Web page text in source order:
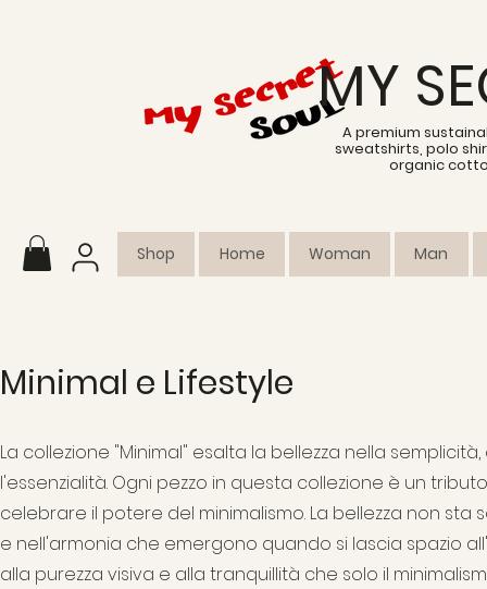
MY
A premium
sweatshirts, polo
organic
Shop Home Woman Man
Minimal e Lifestyle
La collezione "Minimal" esalta la bellezza nella
l'essenzialità. Ogni pezzo in questa collezione è un
celebrare il potere del minimalismo. La bellezza non
e nell'armonia che emergono quando si lascia spazio
alla purezza visiva e alla tranquillità che solo il